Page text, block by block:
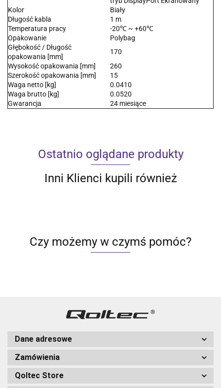
Kolor
Biały
Długość kabla
1 m
Temperatura pracy
-20℃ ~ +60℃
Opakowanie
Polybag
Głębokość / Długość
opakowania [mm]
170
Wysokość opakowania [mm]
260
Szerokość opakowania [mm]
15
Waga netto [kg]
0.0410
Waga brutto [kg]
0.0520
Gwarancja
24 miesiące
Ostatnio oglądane produkty
Inni Klienci kupili również
Czy możemy w czymś pomóc?
Dane adresowe
Zamówienia
Qoltec Store